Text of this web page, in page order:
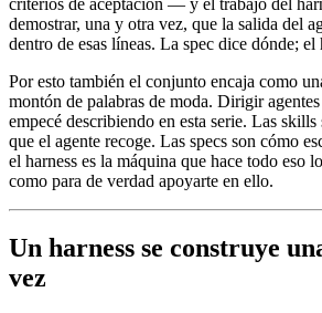
demostrar, una y otra vez, que la salida del
dentro de esas líneas. La spec dice dónde; el
Por esto también el conjunto encaja como
montón de palabras de moda. Dirigir
empecé describiendo en esta serie. Las skills
que el agente recoge. Las specs son cómo
el harness es la máquina que hace todo eso
como para de verdad apoyarte en ello.
Un harness se construye
vez